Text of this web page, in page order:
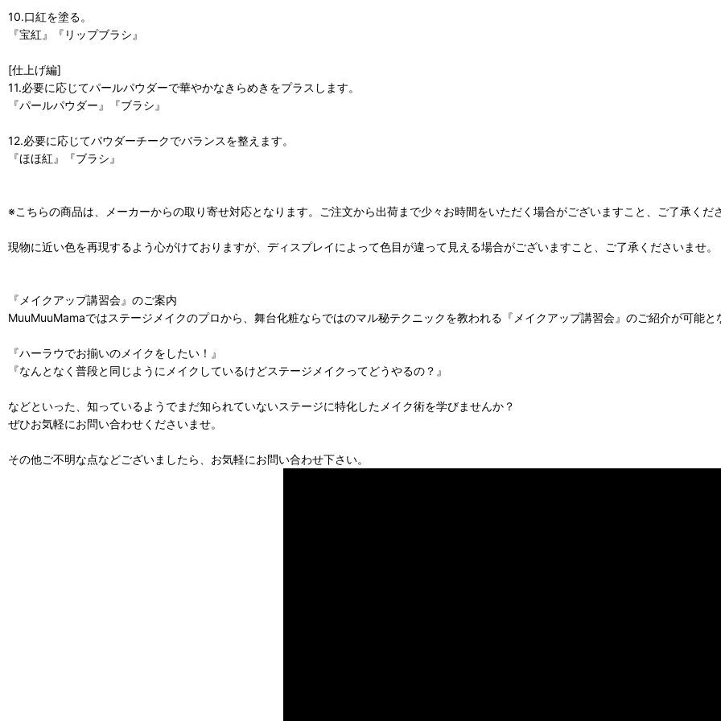
10.口紅を塗る。
『宝紅』『リップブラシ』
[仕上げ編]
11.必要に応じてパールパウダーで華やかなきらめきをプラスします。
『パールパウダー』『ブラシ』
12.必要に応じてパウダーチークでバランスを整えます。
『ほほ紅』『ブラシ』
※こちらの商品は、メーカーからの取り寄せ対応となります。ご注文から出荷まで少々お時間をいただく場合がございますこと、ご了承くだ
現物に近い色を再現するよう心がけておりますが、ディスプレイによって色目が違って見える場合がございますこと、ご了承くださいませ。
『メイクアップ講習会』のご案内
MuuMuuMamaではステージメイクのプロから、舞台化粧ならではのマル秘テクニックを教われる『メイクアップ講習会』のご紹介が可能と
『ハーラウでお揃いのメイクをしたい！』
『なんとなく普段と同じようにメイクしているけどステージメイクってどうやるの？』
などといった、知っているようでまだ知られていないステージに特化したメイク術を学びませんか？
ぜひお気軽にお問い合わせくださいませ。
その他ご不明な点などございましたら、お気軽にお問い合わせ下さい。